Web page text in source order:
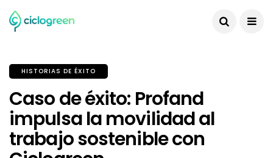
HISTORIAS DE ÉXITO
Caso de éxito: Profand
impulsa la movilidad al
trabajo sostenible con